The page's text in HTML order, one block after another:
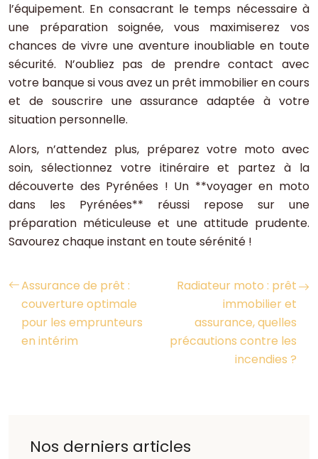
l’équipement. En consacrant le temps nécessaire à
une préparation soignée, vous maximiserez vos
chances de vivre une aventure inoubliable en toute
sécurité. N’oubliez pas de prendre contact avec
votre banque si vous avez un prêt immobilier en cours
et de souscrire une assurance adaptée à votre
situation personnelle.
Alors, n’attendez plus, préparez votre moto avec
soin, sélectionnez votre itinéraire et partez à la
découverte des Pyrénées ! Un **voyager en moto
dans les Pyrénées** réussi repose sur une
préparation méticuleuse et une attitude prudente.
Savourez chaque instant en toute sérénité !
Assurance de prêt :
couverture optimale
pour les emprunteurs
en intérim
Radiateur moto : prêt
immobilier et
assurance, quelles
précautions contre les
incendies ?
Nos derniers articles